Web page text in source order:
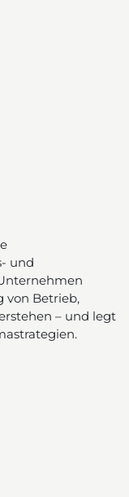
und
von Betrieb,
– und legt